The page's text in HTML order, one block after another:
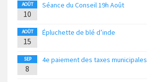
AOÛT
10
Séance du Conseil 19h Août
AOÛT
15
Épluchette de blé d’inde
SEP
8
4e paiement des taxes municipales